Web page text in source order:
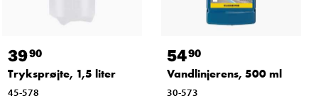
3990
Tryksprøjte, 1,5 liter
45-578
5490
Vandlinjerens, 500 ml
30-573